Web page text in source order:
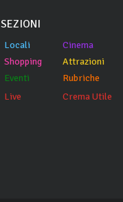
SEZIONI
Locali
Shopping
Eventi
Live
Cinema
Attrazioni
Rubriche
Crema Utile